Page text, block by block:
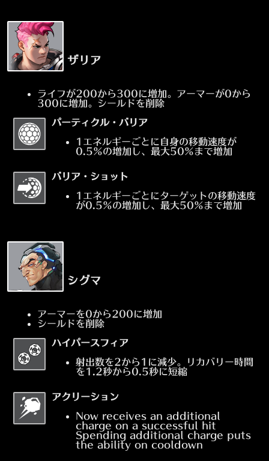
ザリア
ライフが200から300に増加。アーマーが0から
300に増加。シールドを削除
パーティクル・バリア
1エネルギーごとに自身の移動速度が
0.5%の増加し、最大50%まで増加
バリア・ショット
1エネルギーごとにターゲットの移動速度
が0.5%の増加し、最大50%まで増加
シグマ
アーマーを0から200に増加
シールドを削除
ハイパースフィア
射出数を2から1に減少。リカバリー時間
を1.2秒から0.5秒に短縮
アクリーション
Now receives an additional
charge on a successful hit
Spending additional charge puts
the ability on cooldown